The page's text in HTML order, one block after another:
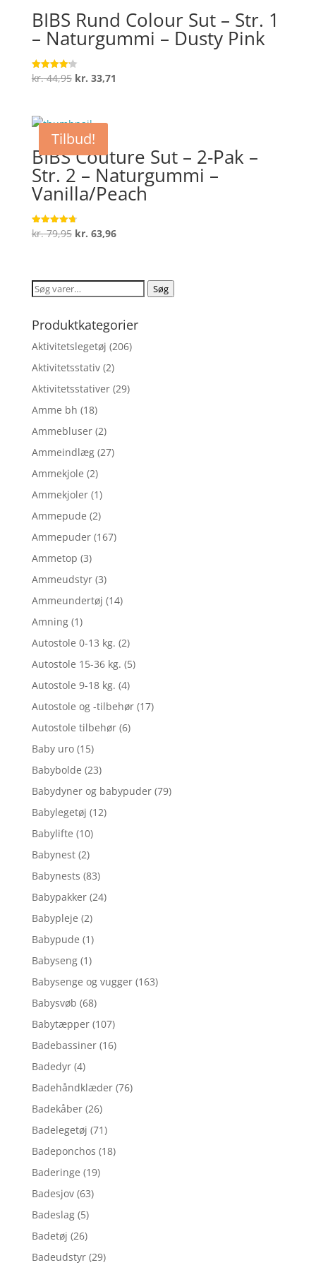
BIBS Rund Colour Sut – Str. 1
– Naturgummi – Dusty Pink
Vurderet
4.2
kr.44,95 Den
var:
kr. 44,95.
kr. 33,71
Tilbud!
BIBS Couture Sut – 2-Pak –
Str. 2 – Naturgummi –
Vanilla/Peach
Vurderet
4.7
kr.79,95 Den
var:
kr. 79,95.
kr. 63,96Den
er:
kr. 63,96.
Søg
Søg
Produktkategorier
Aktivitetslegetøj (206)
Aktivitetsstativ (2)
Aktivitetsstativer (29)
Amme bh (18)
Ammebluser (2)
Ammeindlæg (27)
Ammekjole (2)
Ammekjoler (1)
Ammepude (2)
Ammepuder (167)
Ammetop (3)
Ammeudstyr (3)
Ammeundertøj (14)
Amning (1)
Autostole 0-13 kg. (2)
Autostole 15-36 kg. (5)
Autostole 9-18 kg. (4)
Autostole og -tilbehør (17)
Autostole tilbehør (6)
Baby uro (15)
Babybolde (23)
Babydyner og babypuder (79)
Babylegetøj (12)
Babylifte (10)
Babynest (2)
Babynests (83)
Babypakker (24)
Babypleje (2)
Babypude (1)
Babyseng (1)
Babysenge og vugger (163)
Babysvøb (68)
Babytæpper (107)
Badebassiner (16)
Badedyr (4)
Badehåndklæder (76)
Badekåber (26)
Badelegetøj (71)
Badeponchos (18)
Baderinge (19)
Badesjov (63)
Badeslag (5)
Badetøj (26)
Badeudstyr (29)